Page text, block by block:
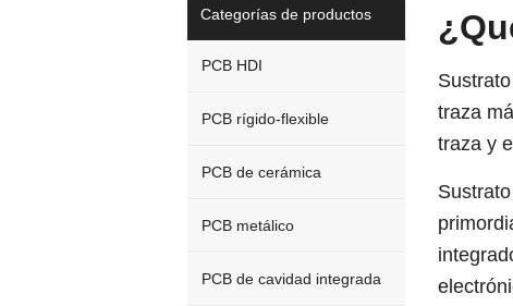
traza
traza y
Categorías de productos
PCB HDI
PCB rígido-flexible
PCB de cerámica
PCB metálico
PCB de cavidad integrada